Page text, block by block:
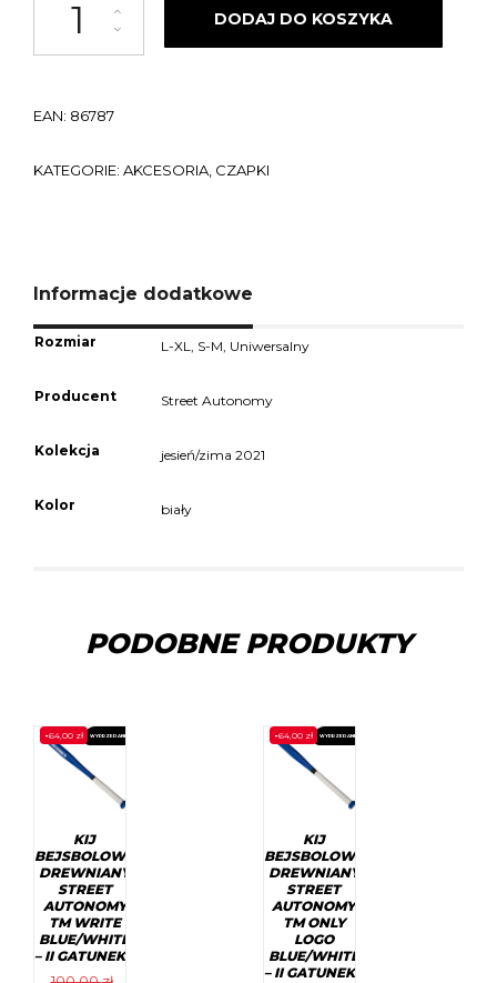
DODAJ DO KOSZYKA
EAN: 86787
KATEGORIE: AKCESORIA CZAPKI
Informacje dodatkowe
Rozmiar L-XL, S-M, Uniwersalny
Producent Street Autonomy
Kolekcja jesień/zima 2021
Kolor biały
PODOBNE PRODUKTY
PROMOCJA!
WYPRZEDANE
-64,00 zł
KIJ
BEJSBOLOWY
DREWNIANY
STREET
AUTONOMY
TM WRITE
BLUE/WHITE
– II GATUNEK!!
PROMOCJA!
WYPRZEDANE
-64,00 zł
KIJ
BEJSBOLOWY
DREWNIANY
STREET
AUTONOMY
TM ONLY
LOGO
BLUE/WHITE
– II GATUNEK!!